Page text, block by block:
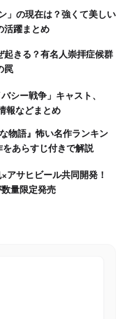
活躍まとめ
罠
報などまとめ
あらすじ付きで解説
数量限定発売